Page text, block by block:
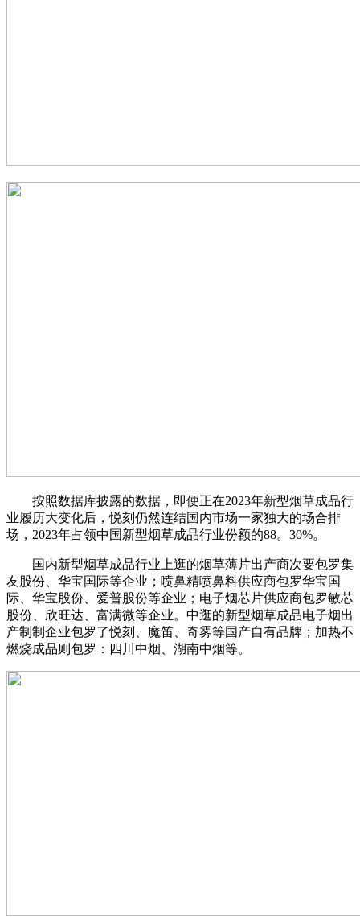
按照数据库披露的数据，即便正在2023年新型烟草成品行
业履历大变化后，悦刻仍然连结国内市场一家独大的场合排
场，2023年占领中国新型烟草成品行业份额的88。30%。
国内新型烟草成品行业上逛的烟草薄片出产商次要包罗集
友股份、华宝国际等企业；喷鼻精喷鼻料供应商包罗华宝国
际、华宝股份、爱普股份等企业；电子烟芯片供应商包罗敏芯
股份、欣旺达、富满微等企业。中逛的新型烟草成品电子烟出
产制制企业包罗了悦刻、魔笛、奇雾等国产自有品牌；加热不
燃烧成品则包罗：四川中烟、湖南中烟等。